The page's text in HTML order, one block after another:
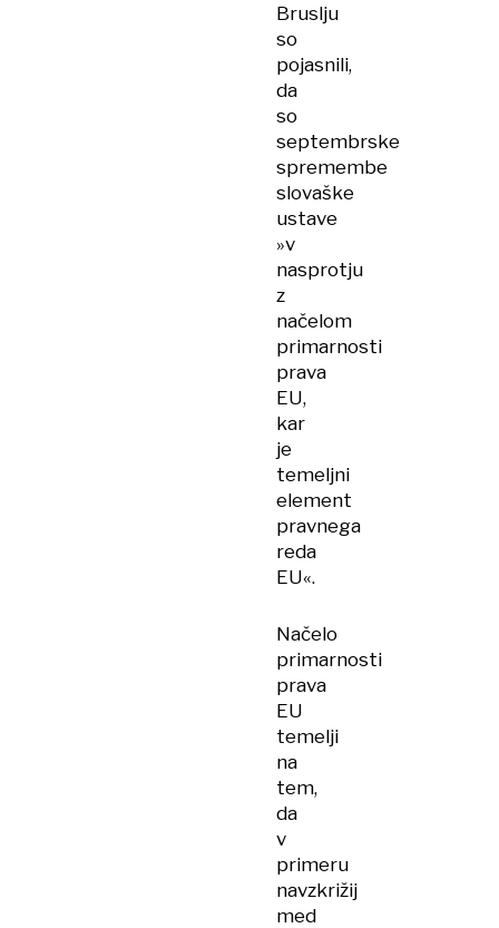
Bruslju
so
pojasnili,
da
so
septembrske
spremembe
slovaške
ustave
»v
nasprotju
z
načelom
primarnosti
prava
EU,
kar
je
temeljni
element
pravnega
reda
EU«.
Načelo
primarnosti
prava
EU
temelji
na
tem,
da
v
primeru
navzkrižij
med